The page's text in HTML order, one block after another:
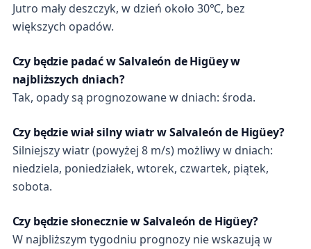
Jutro mały deszczyk, w dzień około 30℃, bez
większych opadów.
Czy będzie padać w Salvaleón de Higüey w
najbliższych dniach?
Tak, opady są prognozowane w dniach: środa.
Czy będzie wiał silny wiatr w Salvaleón de Higüey?
Silniejszy wiatr (powyżej 8 m/s) możliwy w dniach:
niedziela, poniedziałek, wtorek, czwartek, piątek,
sobota.
Czy będzie słonecznie w Salvaleón de Higüey?
W najbliższym tygodniu prognozy nie wskazują w